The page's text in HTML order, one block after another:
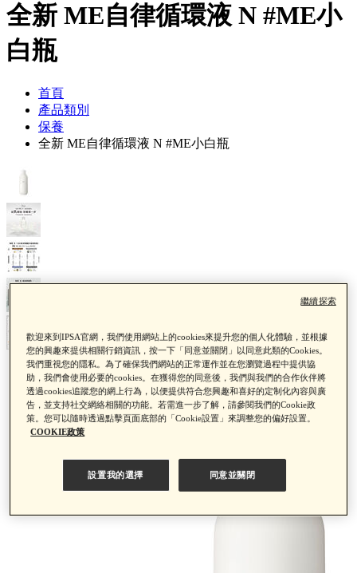
全新 ME自律循環液 N #ME小
白瓶
首頁
產品類別
保養
全新 ME自律循環液 N #ME小白瓶
歡迎來到IPSA官網，我們使用網站上的cookies來提升您的個人化體驗，並根據
您的興趣來提供相關行銷資訊，按一下「同意並關閉」以同意此類的Cookies。
我們重視您的隱私。為了確保我們網站的正常運作並在您瀏覽過程中提供協
助，我們會使用必要的cookies。在獲得您的同意後，我們與我們的合作伙伴將
透過cookies追蹤您的網上行為，以便提供符合您興趣和喜好的定制化內容與廣
告，並支持社交網絡相關的功能。若需進一步了解，請參閱我們的Cookie政
策。您可以隨時透過點擊頁面底部的「Cookie設置」來調整您的偏好設置。
COOKIE政策
設置我的選擇 同意並關閉
繼續探索